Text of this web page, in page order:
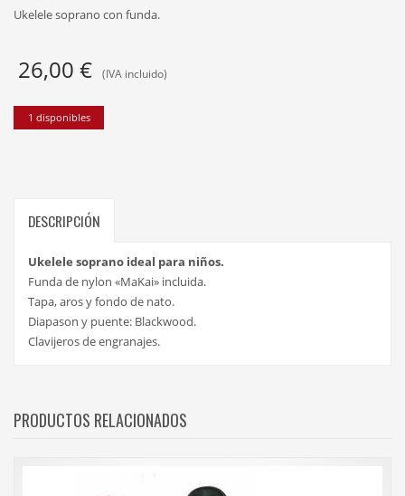
Ukelele soprano con funda.
26,00 € (IVA incluido)
1 disponibles
DESCRIPCIÓN
Ukelele soprano ideal para niños.
Funda de nylon «MaKai» incluida.
Tapa, aros y fondo de nato.
Diapason y puente: Blackwood.
Clavijeros de engranajes.
PRODUCTOS RELACIONADOS